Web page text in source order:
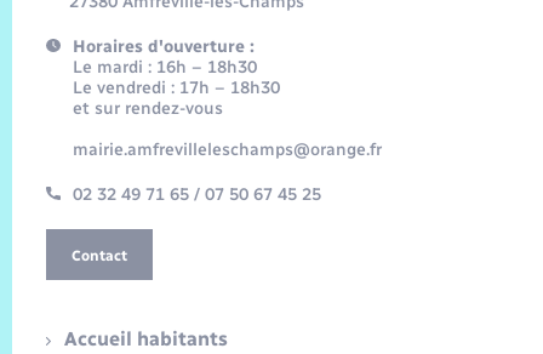
Horaires d'ouverture :
Le mardi : 16h – 18h30
Le vendredi : 17h – 18h30
et sur rendez-vous
mairie.amfrevilleleschamps@orange.fr
02 32 49 71 65 / 07 50 67 45 25
Contact
Accueil habitants